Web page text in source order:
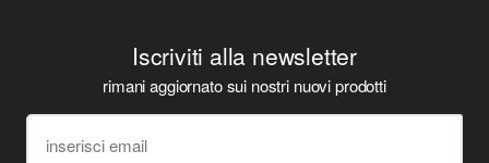
Iscriviti alla newsletter
rimani aggiornato sui nostri nuovi prodotti